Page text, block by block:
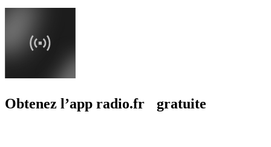
Obtenez l’app radio.fr gratuite